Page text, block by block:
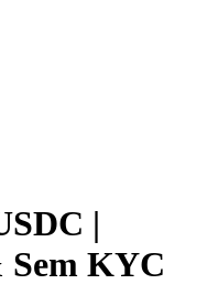
|
Sem KYC